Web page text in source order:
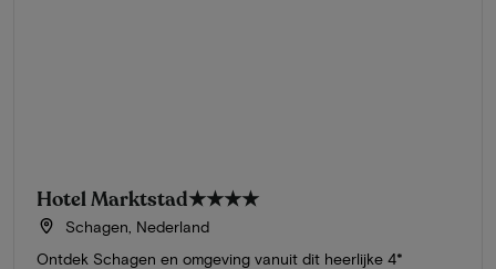
Hotel Marktstad★★★★
Schagen, Nederland
Ontdek Schagen en omgeving vanuit dit heerlijke 4*